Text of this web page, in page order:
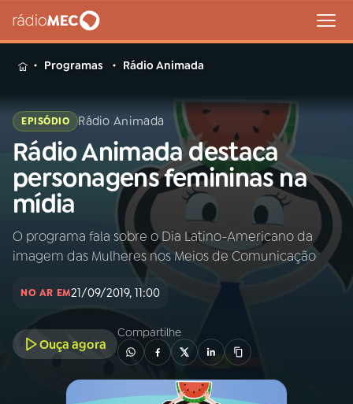
MENU
Buscar
na
Rádio
MEC
Buscar
Início AO VIVO
INÍCIO
A RÁDIO
PROGRAMAÇÃO
Programas Rádio Animada
EPISÓDIO Rádio Animada
Rádio Animada destaca
personagens femininas na
mídia
O programa fala sobre o Dia Latino-Americano da
imagem das Mulheres nos Meios de Comunicação
NO AR EM21/09/2019, 11:00
Ouça agora
Compartilhe